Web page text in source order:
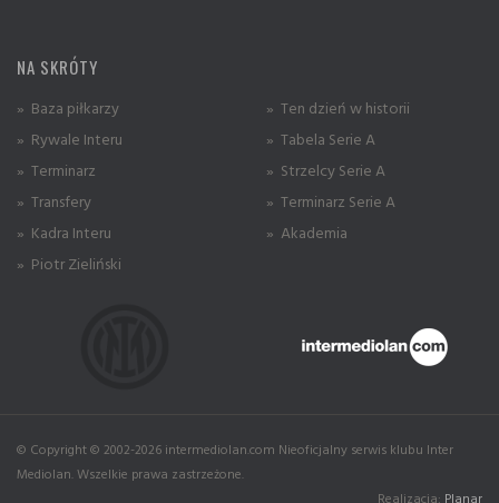
NA SKRÓTY
» Baza piłkarzy
» Rywale Interu
» Terminarz
» Transfery
» Kadra Interu
» Piotr Zieliński
» Ten dzień w historii
» Tabela Serie A
» Strzelcy Serie A
» Terminarz Serie A
» Akademia
© Copyright © 2002-2026 intermediolan.com Nieoficjalny serwis klubu Inter
Mediolan. Wszelkie prawa zastrzeżone.
Realizacja: Planar